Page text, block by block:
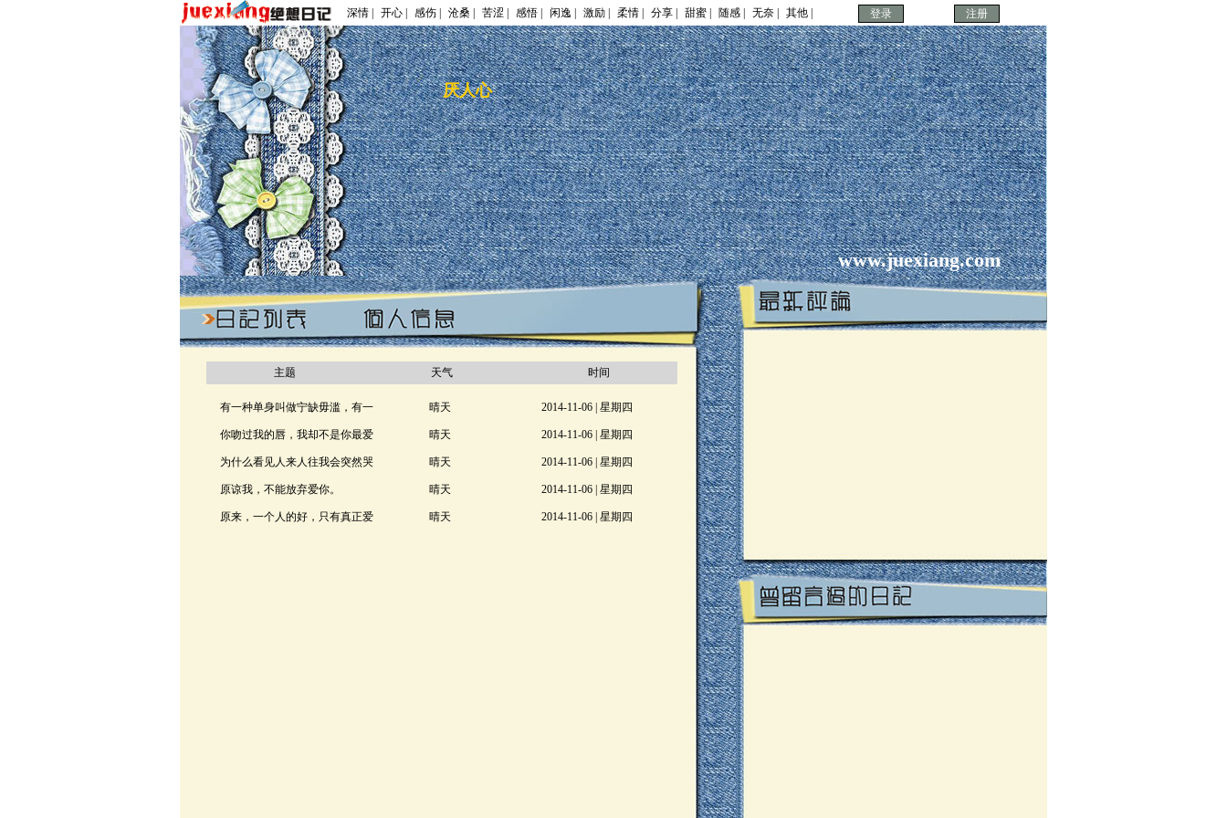
深情 | 开心 | 感伤 | 沧桑 | 苦涩 | 感悟 | 闲逸 | 激励 | 柔情 | 分享 | 甜蜜 | 随感 | 无奈 | 其他 |
厌人心
www.juexiang.com
主题 天气 时间
有一种单身叫做宁缺毋滥，有一
种单身只叫为某人。
晴天 2014-11-06 | 星期四
你吻过我的唇，我却不是你最爱
的人。
晴天 2014-11-06 | 星期四
为什么看见人来人往我会突然哭
泣。
晴天 2014-11-06 | 星期四
原谅我，不能放弃爱你。 晴天 2014-11-06 | 星期四
原来，一个人的好，只有真正爱 晴天 2014-11-06 | 星期四